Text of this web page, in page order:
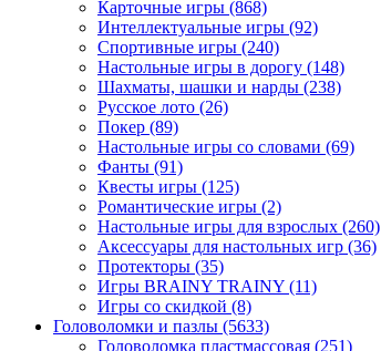
Карточные игры (868)
Интеллектуальные игры (92)
Спортивные игры (240)
Настольные игры в дорогу (148)
Шахматы, шашки и нарды (238)
Русское лото (26)
Покер (89)
Настольные игры со словами (69)
Фанты (91)
Квесты игры (125)
Романтические игры (2)
Настольные игры для взрослых (260)
Аксессуары для настольных игр (36)
Протекторы (35)
Игры BRAINY TRAINY (11)
Игры со скидкой (8)
Головоломки и пазлы (5633)
Головоломка пластмассовая (251)